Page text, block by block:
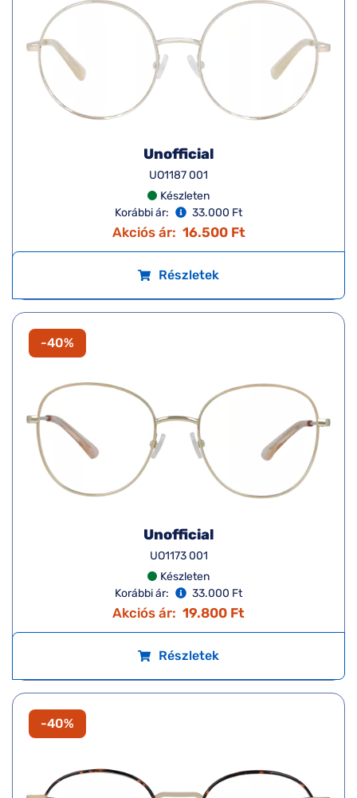
Unofficial
UO1187 001
Készleten
Korábbi ár:
33.000 Ft
Akciós ár: 16.500 Ft
Részletek
-40%
Unofficial
UO1173 001
Készleten
Korábbi ár:
33.000 Ft
Akciós ár: 19.800 Ft
Részletek
-40%